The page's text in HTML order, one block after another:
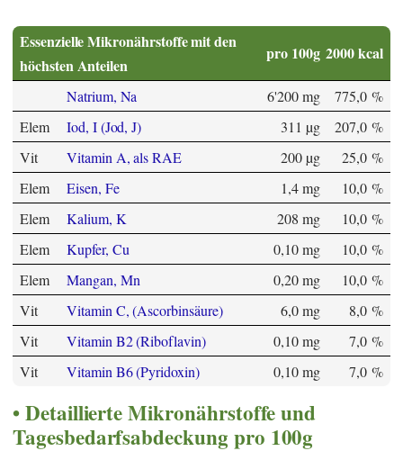
Essenzielle Mikronährstoffe mit den
höchsten Anteilen
pro 100g 2000 kcal
Natrium, Na 6'200 mg
775,0 %
Elem
Iod, I (Jod, J) 311 µg
207,0 %
Vit
Vitamin A, als RAE 200 µg
25,0 %
Elem
Eisen, Fe 1,4 mg
10,0 %
Elem
Kalium, K 208 mg
10,0 %
Elem
Kupfer, Cu 0,10 mg
10,0 %
Elem
Mangan, Mn 0,20 mg
10,0 %
Vit
Vitamin C, (Ascorbinsäure) 6,0 mg
8,0 %
Vit
Vitamin B2 (Riboflavin) 0,10 mg
7,0 %
Vit
Vitamin B6 (Pyridoxin) 0,10 mg 7,0 %
Detaillierte Mikronährstoffe und
Tagesbedarfsabdeckung pro 100g